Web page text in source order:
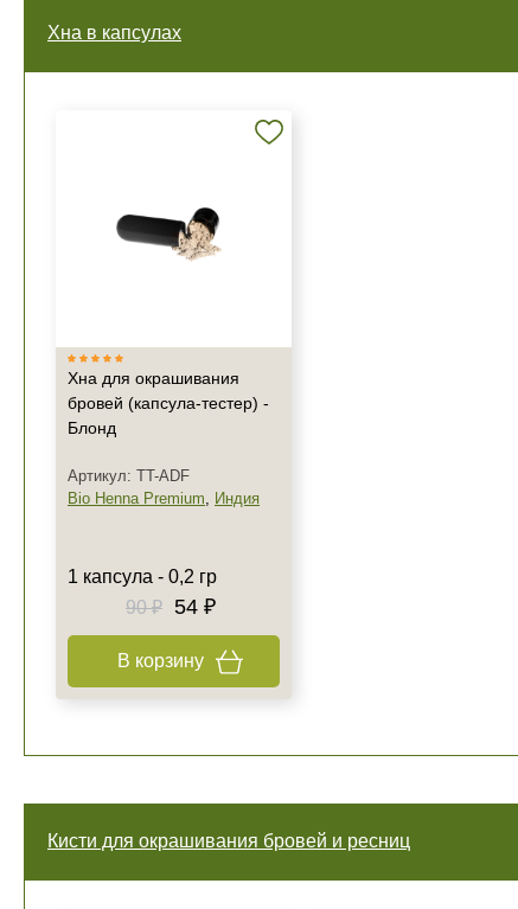
Хна в капсулах
Хна для окрашивания
бровей (капсула-тестер) -
Блонд
Артикул: TT-ADF
Bio Henna Premium, Индия
1 капсула - 0,2 гр
90 ₽ 54 ₽
В корзину
Кисти для окрашивания бровей и ресниц